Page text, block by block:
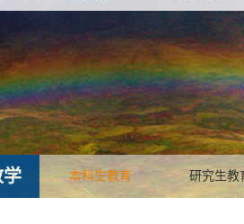
学 本科生教育 研究生教